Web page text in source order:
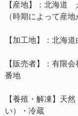
【産地】：北海道
（時期によって産地
【加工地】：北海道
【販売者】：有限
番地
【養殖・解凍】天
い）・冷蔵